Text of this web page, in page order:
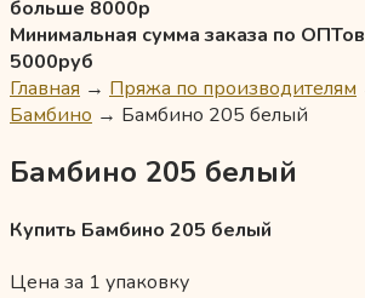
больше 8000р
Минимальная сумма заказа по
5000руб
Главная → Пряжа по производителям
Бамбино → Бамбино 205 белый
Бамбино 205 белый
Купить Бамбино 205 белый
Цена за 1 упаковку